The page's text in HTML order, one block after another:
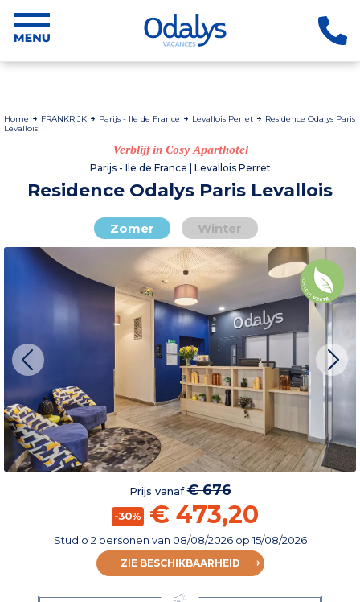
Home FRANKRIJK Parijs - Ile de France Levallois Perret
Residence Odalys Paris
Levallois
Verblijf in Cosy Aparthotel
Parijs - Ile de France | Levallois Perret
Residence Odalys Paris Levallois
Zomer Winter
Prijs vanaf€ 676
-30% € 473,20
Studio 2 personen van 08/08/2026op 15/08/2026
ZIE BESCHIKBAARHEID